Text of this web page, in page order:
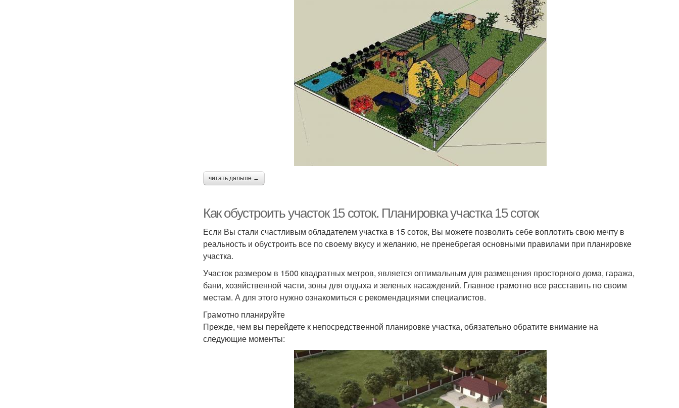
читать дальше →
Как обустроить участок 15 соток. Планировка участка 15 соток
Если Вы стали счастливым обладателем участка в 15 соток, Вы можете позволить себе воплотить свою мечту в
реальность и обустроить все по своему вкусу и желанию, не пренебрегая основными правилами при планировке
участка.
Участок размером в 1500 квадратных метров, является оптимальным для размещения просторного дома, гаража,
бани, хозяйственной части, зоны для отдыха и зеленых насаждений. Главное грамотно все расставить по своим
местам. А для этого нужно ознакомиться с рекомендациями специалистов.
Грамотно планируйте
Прежде, чем вы перейдете к непосредственной планировке участка, обязательно обратите внимание на
следующие моменты: